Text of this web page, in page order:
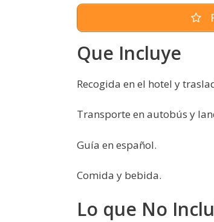
Que Incluye
Recogida en el hotel y
Transporte en autobús y
Guía en español.
Comida y bebida.
Lo que No